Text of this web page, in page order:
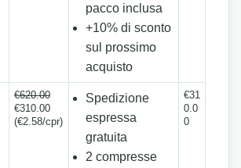
pacco inclusa
+10% di sconto
sul prossimo
acquisto
€620.00
€310.00
(€2.58/cpr)
Spedizione
espressa
gratuita
2 compresse
€31
0.0
0